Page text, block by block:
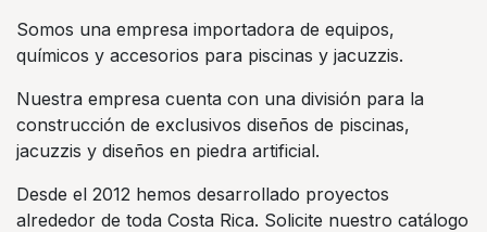
Somos una empresa importadora de equipos,
químicos y accesorios para piscinas y jacuzzis.
Nuestra empresa cuenta con una división para la
construcción de exclusivos diseños de piscinas,
jacuzzis y diseños en piedra artificial.
Desde el 2012 hemos desarrollado proyectos
alrededor de toda Costa Rica. Solicite nuestro catálogo